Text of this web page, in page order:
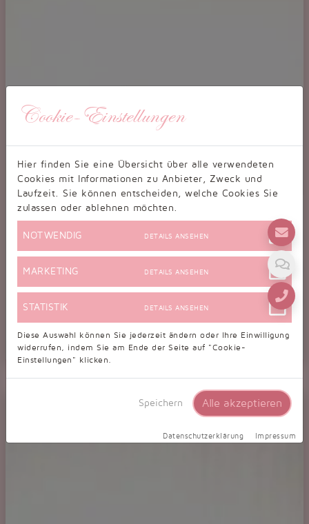
Eleganter Herren Standard Tanzschuh in schwarzem Echtleder
Cookie-Einstellungen
Hier finden Sie eine Übersicht über alle verwendeten
Cookies mit Informationen zu Anbieter, Zweck und
Laufzeit. Sie können entscheiden, welche Cookies Sie
zulassen oder ablehnen möchten.
NOTWENDIG DETAILS ANSEHEN
MARKETING DETAILS ANSEHEN
STATISTIK DETAILS ANSEHEN
Diese Auswahl können Sie jederzeit ändern oder Ihre Einwilligung
widerrufen, indem Sie am Ende der Seite auf "Cookie-
Einstellungen" klicken.
Speichern Alle akzeptieren
Datenschutzerklärung Impressum